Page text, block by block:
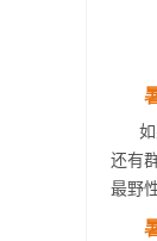
还有
最野